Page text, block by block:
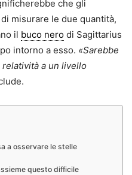
che gli
misurare le due quantità,
il buco nero di Sagittarius
intorno a esso. «Sarebbe
a un livello
a osservare le stelle
questo difficile